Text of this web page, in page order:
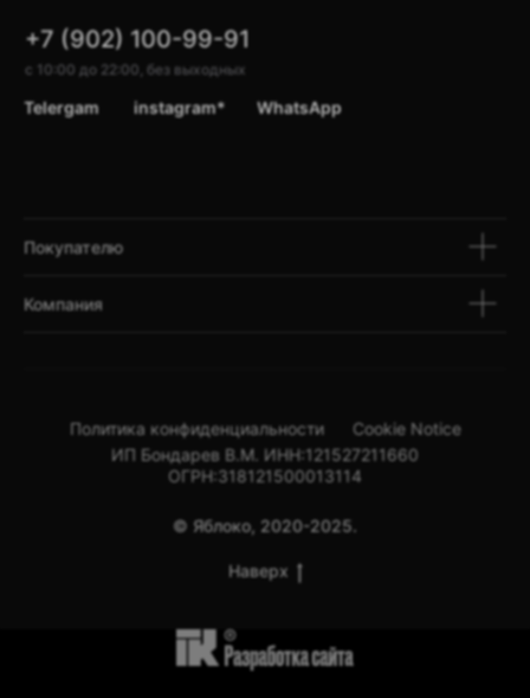
с 10:00 до 22:00, без выходных
+7 (902) 100-99-91
WhatsApp
Telergam instagram*
Покупателю
Компания
Политика конфиденциальности
Cookie Notice
ИП Бондарев В.М. ИНН:121527211660
ОГРН:318121500013114
© Яблоко, 2020-2025.
Наверх
у менеджеров отдела продаж
по телефону+7 902 100 99 91